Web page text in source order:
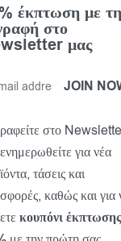
έκπτωση με
στο
μας
στο
για νέα
τάσεις και
καθώς και για
κουπόνι έκπτωσης